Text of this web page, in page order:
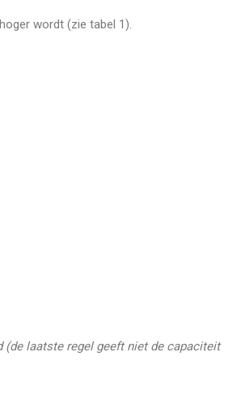
wordt (zie tabel 1).
(de laatste regel geeft niet de capaciteit